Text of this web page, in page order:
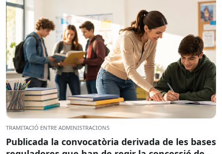
TRAMITACIÓ ENTRE ADMINISTRACIONS
Publicada la convocatòria derivada de les bases